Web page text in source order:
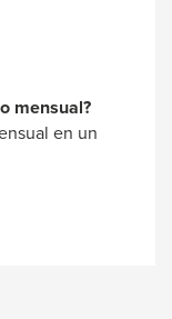
mensual?
en un